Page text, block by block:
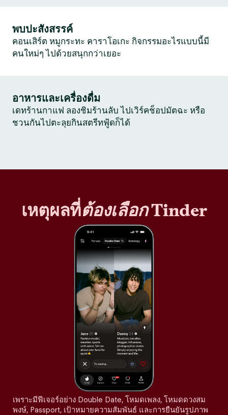
พบปะสังสรรค์
คอนเสิร์ต หมูกระทะ คาราโอเกะ กิจกรรมอะไรแบบนี้มี
คนใหม่ๆ ไปด้วยสนุกกว่าเยอะ
อาหารและเครื่องดื่ม
เดทร้านกาแฟ ลองชิมร้านลับ ไปเวิร์คช็อปมัตฉะ หรือ
ชวนกันไปตะลุยกินสตรีทฟู้ดก็ได้
เหตุผลที่ต้องเลือกTinder
เพราะมีฟีเจอร์อย่าง Double Date, โหมดเพลง, โหมดดวงสม
พงษ์, Passport, เป้าหมายความสัมพันธ์ และการยืนยันรูปภาพ